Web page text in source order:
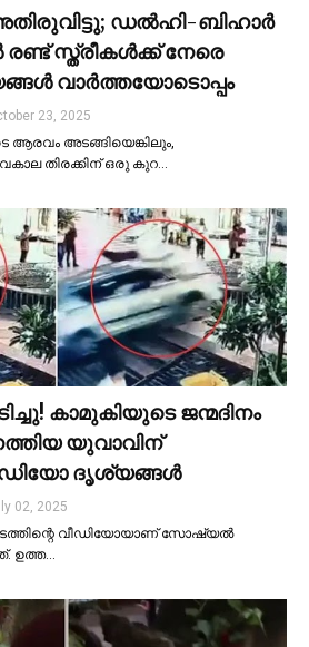
അതിരുവിട്ടു; ഡല്‍ഹി-ബിഹാര്‍
സ്ത്രീകള്‍ക്ക് നേരെ
വാർത്തയോടൊപ്പം
23, 2025
അടങ്ങിയെങ്കിലും,
തിരക്കിന് ഒരു കുറ…
കാമുകിയുടെ ജന്മദിനം
യുവാവിന്
ദൃശ്യങ്ങൾ
02, 2025
വീഡിയോയാണ് സോഷ്യല്‍
ഉത്ത…